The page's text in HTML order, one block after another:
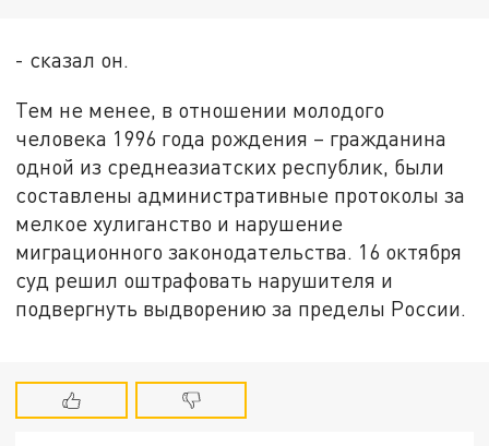
- сказал он.
Тем не менее, в отношении молодого
человека 1996 года рождения – гражданина
одной из среднеазиатских республик, были
составлены административные протоколы за
мелкое хулиганство и нарушение
миграционного законодательства. 16 октября
суд решил оштрафовать нарушителя и
подвергнуть выдворению за пределы России.